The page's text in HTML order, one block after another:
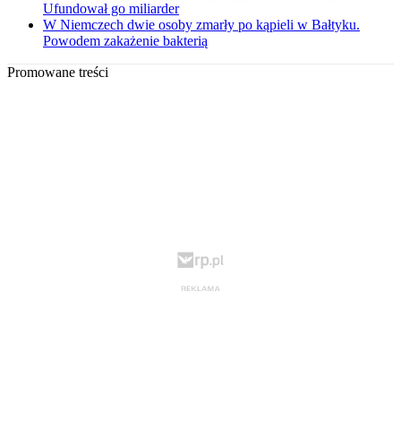
Ufundował go miliarder
W Niemczech dwie osoby zmarły po kąpieli w Bałtyku.
Powodem zakażenie bakterią
Promowane treści